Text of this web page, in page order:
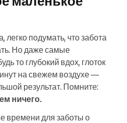
подумать, что забота
Но даже самые
то глубокий вдох, глоток
на свежем воздухе —
результат. Помните:
ничего.
времени для заботы о